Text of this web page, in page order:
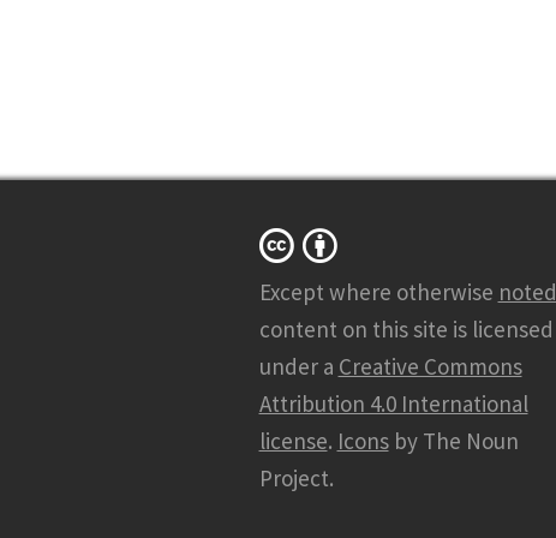
Except where otherwise noted
content on this site is licensed
under a Creative Commons
Attribution 4.0 International
license. Iconsby The Noun
Project.